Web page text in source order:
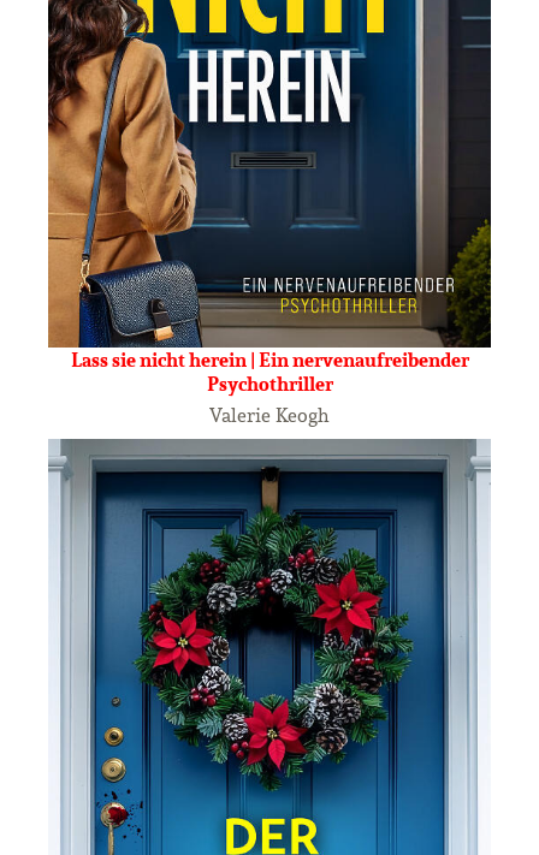
Lass sie nicht herein | Ein nervenaufreibender
Psychothriller
Valerie Keogh